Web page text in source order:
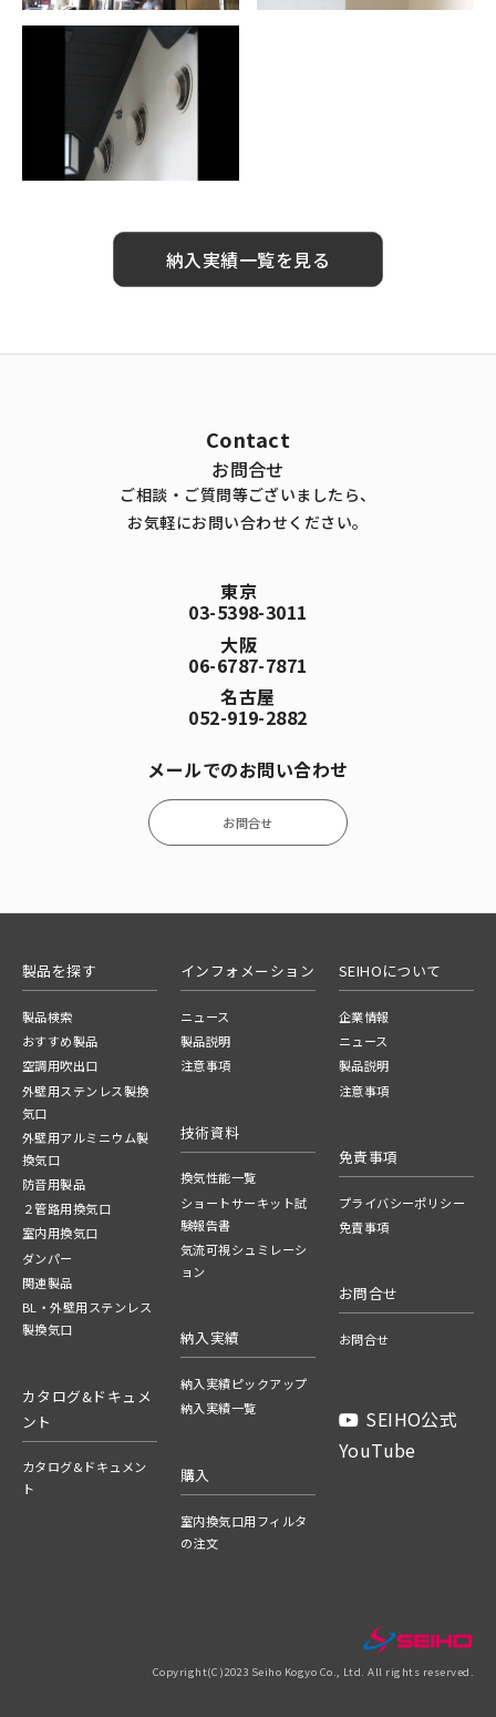
納入実績一覧を見る
Contact
お問合せ
ご相談・ご質問等ございましたら、
お気軽にお問い合わせください。
東京
03-5398-3011
大阪
06-6787-7871
名古屋
052-919-2882
メールでのお問い合わせ
お問合せ
製品を探す
製品検索
おすすめ製品
空調用吹出口
外壁用ステンレス製換
気口
外壁用アルミニウム製
換気口
防音用製品
２管路用換気口
室内用換気口
ダンパー
関連製品
BL・外壁用ステンレス
製換気口
カタログ&ドキュメ
ント
カタログ&ドキュメン
ト
インフォメーション
ニュース
製品説明
注意事項
技術資料
換気性能一覧
ショートサーキット試
験報告書
気流可視シュミレーシ
ョン
納入実績
納入実績ピックアップ
納入実績一覧
購入
室内換気口用フィルタ
の注文
SEIHOについて
企業情報
ニュース
製品説明
注意事項
免責事項
プライバシーポリシー
免責事項
お問合せ
お問合せ
SEIHO公式
YouTube
Copyright(C)2023 Seiho Kogyo Co., Ltd. All rights reserved.